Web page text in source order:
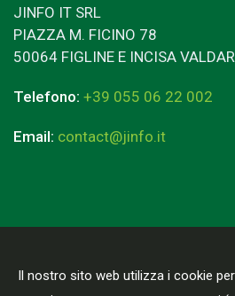
Il nostro sito web utilizza i cookie
JINFO IT SRL
PIAZZA M. FICINO 78
50064 FIGLINE E INCISA
Telefono: +39 055 06 22 002
Email: contact@jinfo.it